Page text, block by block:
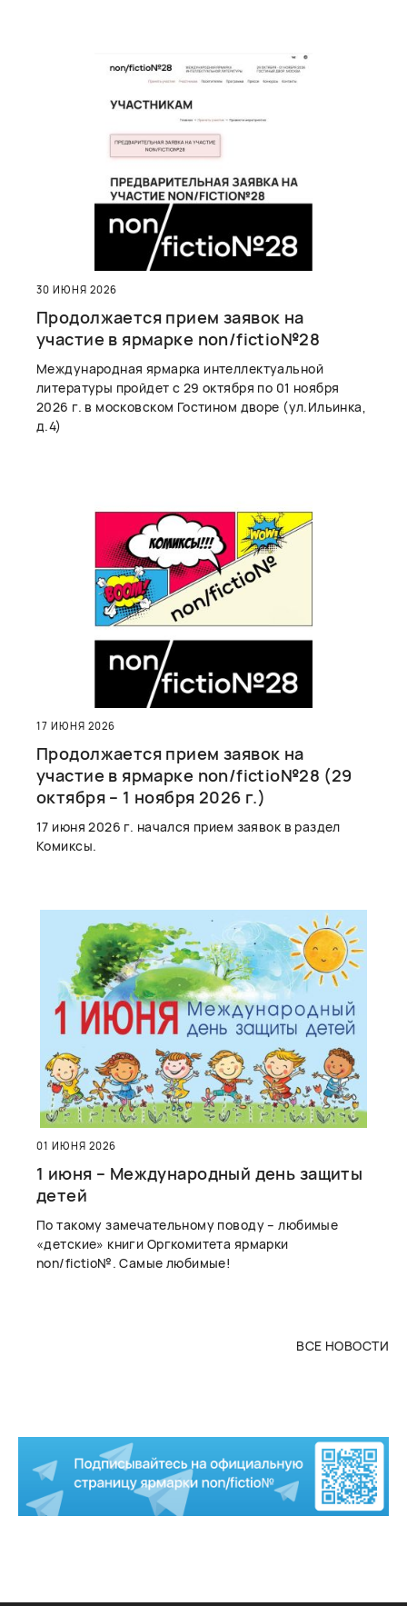
30 ИЮНЯ 2026
Продолжается прием заявок на
участие в ярмарке non/fictio№28
Международная ярмарка интеллектуальной
литературы пройдет с 29 октября по 01 ноября
2026 г. в московском Гостином дворе (ул.Ильинка,
д.4)
17 ИЮНЯ 2026
Продолжается прием заявок на
участие в ярмарке non/fictio№28 (29
октября – 1 ноября 2026 г.)
17 июня 2026 г. начался прием заявок в раздел
Комиксы.
01 ИЮНЯ 2026
1 июня – Международный день защиты
детей
По такому замечательному поводу – любимые
«детские» книги Оргкомитета ярмарки
non/fictio№. Самые любимые!
ВСЕ НОВОСТИ